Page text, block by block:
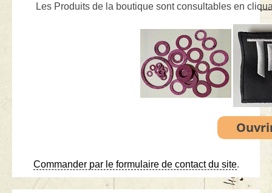
Les Produits de la boutique sont consultables en
Commander par le formulaire de contact du site.